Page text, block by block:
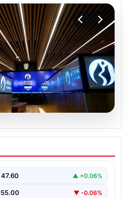
haftalık performansı
47.60 ▲ +0.06%
55.00 ▼ -0.06%